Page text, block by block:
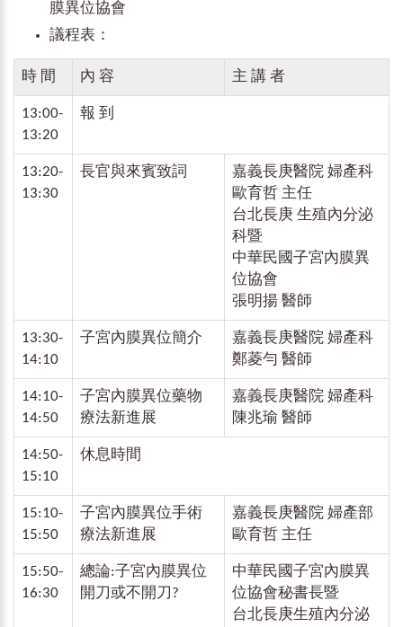
膜異位協會
議程表：
時 間 內 容 主 講 者
13:00-
13:20
報 到
13:20-
13:30
長官與來賓致詞
嘉義長庚醫院 婦產科
歐育哲 主任
台北長庚 生殖內分泌
科暨
中華民國子宮內膜異
位協會
張明揚 醫師
13:30-
14:10
子宮內膜異位簡介
嘉義長庚醫院 婦產科
鄭菱勻 醫師
14:10-
14:50
子宮內膜異位藥物
療法新進展
嘉義長庚醫院 婦產科
陳兆瑜 醫師
14:50-
15:10
休息時間
15:10-
15:50
子宮內膜異位手術
療法新進展
嘉義長庚醫院 婦產部
歐育哲 主任
15:50-
16:30
總論:子宮內膜異位
開刀或不開刀?
中華民國子宮內膜異
位協會秘書長暨
台北長庚生殖內分泌